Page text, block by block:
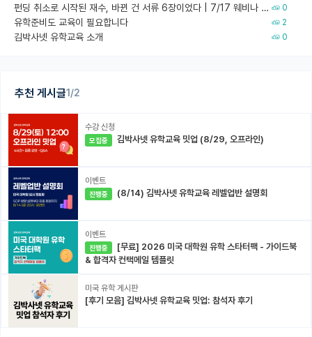
추천 게시글1/2
수강 신청
모집중 김박사넷 유학교육 밋업 (8/29, 오프라인)
이벤트
진행중 (8/14) 김박사넷 유학교육 레벨업반 설명회
이벤트
진행중
& 합격자 컨택메일 템플릿
미국 유학 게시판
[후기 모음] 김박사넷 유학교육 밋업: 참석자 후기
펀딩 취소로 시작된 재수, 바뀐 건 서류 6장이었다 | 7/17 웨비나 회고 0
유학준비도 교육이 필요합니다 2
김박사넷 유학교육 소개 0